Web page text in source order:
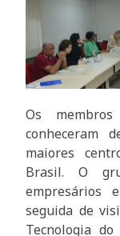
Os
conheceram
maiores
Brasil. O
empresários
seguida de
Tecnologia do